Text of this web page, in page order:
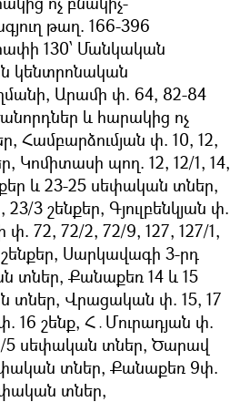
թաղ. 166-396
130՝ Մանկական
կենտրոնական
Արամի փ. 64, 82-84
և հարակից ոչ
Համբարձումյան փ. 10, 12,
Կոմիտասի պող. 12, 12/1, 14,
և 23-25 սեփական տներ,
3 շենքեր, Գյուլբենկյան փ.
72, 72/2, 72/9, 127, 127/1,
շենքեր, Սարկավագի 3-րդ
տներ, Քանաքեռ 14 և 15
տներ, Վրացական փ. 15, 17
16 շենք, Հ․Մուրադյան փ.
5 սեփական տներ, Ծարավ
տներ, Քանաքեռ 9փ.
տներ,